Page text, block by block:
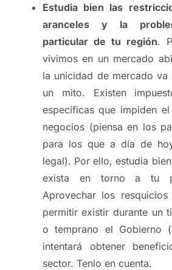
Estudia bien las
aranceles y la
particular de tu región.
vivimos en un mercado
la unicidad de mercado va
un mito. Existen
específicas que impiden
negocios (piensa en los
para los que a día de
legal). Por ello, estudia
exista en torno a tu
Aprovechar los
permitir existir durante un
o temprano el Gobierno
intentará obtener
sector. Tenlo en cuenta.